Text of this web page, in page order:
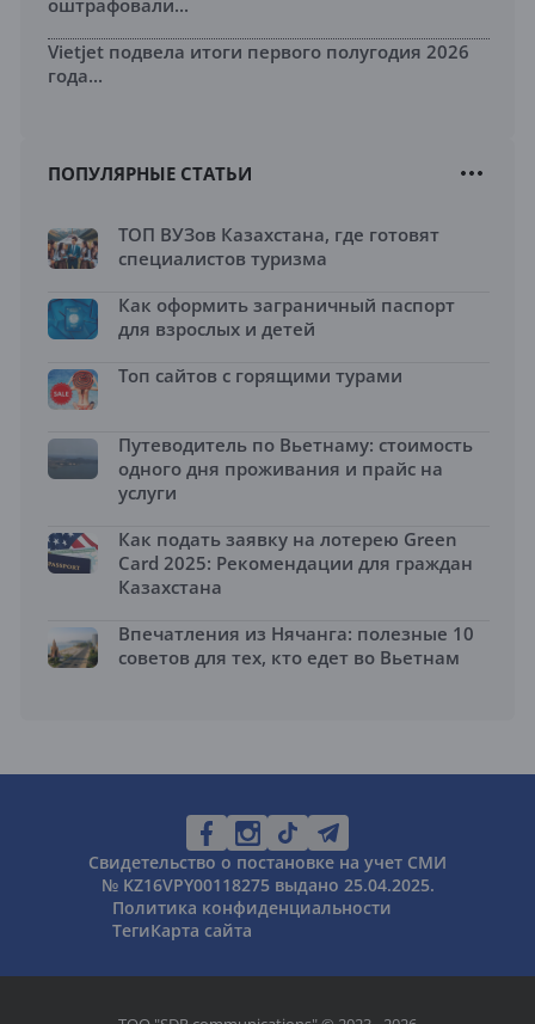
Vietjet подвела итоги первого полугодия 2026
года...
ПОПУЛЯРНЫЕ СТАТЬИ
ТОП ВУЗов Казахстана, где готовят
специалистов туризма
Как оформить заграничный паспорт
для взрослых и детей
Топ сайтов с горящими турами
Путеводитель по Вьетнаму: стоимость
одного дня проживания и прайс на
услуги
Как подать заявку на лотерею Green
Card 2025: Рекомендации для граждан
Казахстана
Впечатления из Нячанга: полезные 10
советов для тех, кто едет во Вьетнам
Свидетельство о постановке на учет СМИ
№ KZ16VPY00118275 выдано 25.04.2025.
Политика конфиденциальности
ТегиКарта сайта